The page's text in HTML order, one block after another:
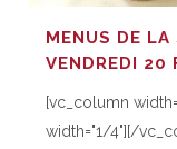
MENUS DE
VENDREDI 20
[vc_column
width="1/4"][/